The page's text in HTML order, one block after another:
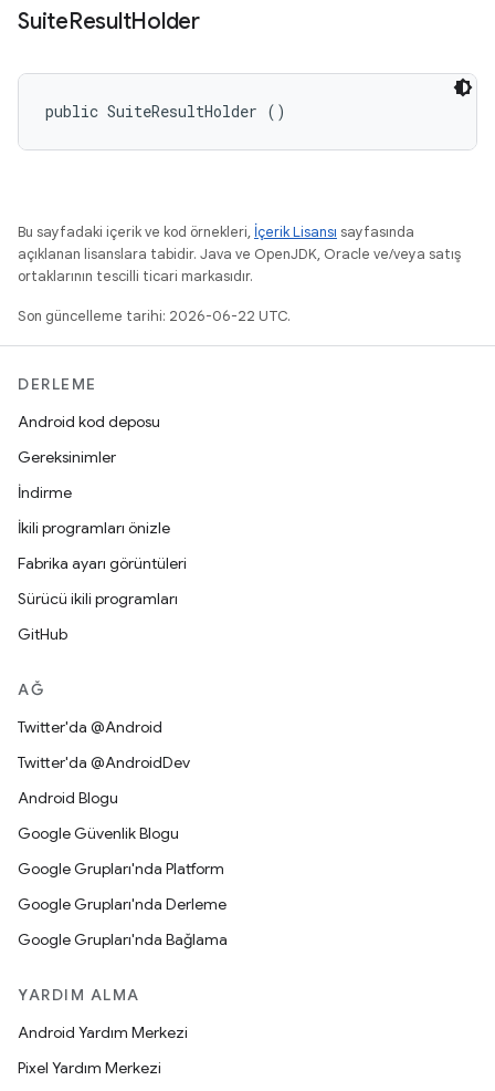
SuiteResultHolder
public SuiteResultHolder ()
Bu sayfadaki içerik ve kod örnekleri, İçerik Lisansı sayfasında
açıklanan lisanslara tabidir. Java ve OpenJDK, Oracle ve/veya satış
ortaklarının tescilli ticari markasıdır.
Son güncelleme tarihi: 2026-06-22 UTC.
DERLEME
Android kod deposu
Gereksinimler
İndirme
İkili programları önizle
Fabrika ayarı görüntüleri
Sürücü ikili programları
GitHub
AĞ
Twitter'da @Android
Twitter'da @AndroidDev
Android Blogu
Google Güvenlik Blogu
Google Grupları'nda Platform
Google Grupları'nda Derleme
Google Grupları'nda Bağlama
YARDIM ALMA
Android Yardım Merkezi
Pixel Yardım Merkezi